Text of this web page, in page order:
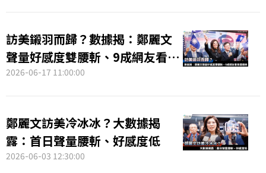
訪美鎩羽而歸？數據揭：鄭麗文
聲量好感度雙腰斬、9成網友看衰
選總統
2026-06-17 11:00:00
鄭麗文訪美冷冰冰？大數據揭
露：首日聲量腰斬、好感度低
2026-06-03 12:30:00